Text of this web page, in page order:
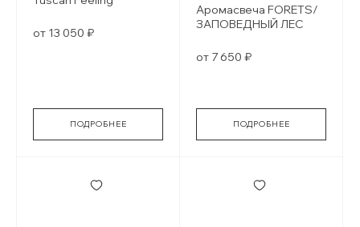
от 13 050 ₽
ПОДРОБНЕЕ
Аромасвеча FORETS/
ЗАПОВЕДНЫЙ ЛЕС
от 7 650 ₽
ПОДРОБНЕЕ